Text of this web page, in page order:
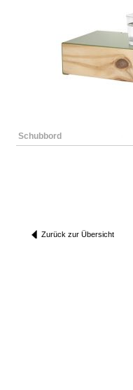
Schubbord
Zurück zur Übersicht